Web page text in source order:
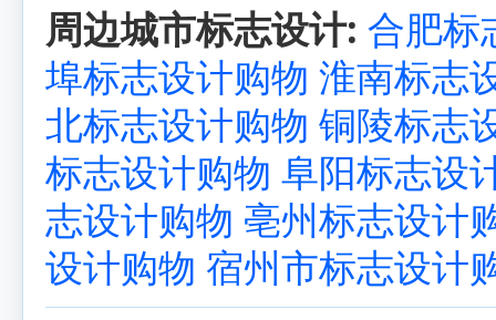
周边城市标志设计: 合肥标
埠标志设计购物 淮南标志
北标志设计购物 铜陵标志
标志设计购物 阜阳标志设
志设计购物 亳州标志设计
设计购物 宿州市标志设计